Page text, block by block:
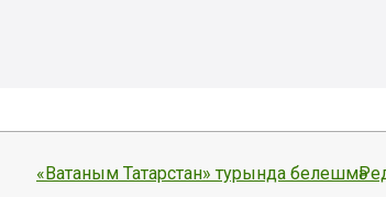
«Ватаным Татарстан» турында белешмә